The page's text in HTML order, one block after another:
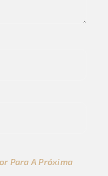
Para A Próxima